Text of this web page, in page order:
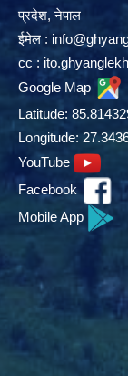
प्रदेश, नेपाल
ईमेल :
cc :
Google Map
Latitude:
Longitude:
YouTube
Facebook
Mobile App